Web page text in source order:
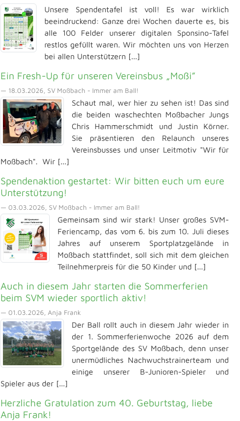
Unsere Spendentafel ist voll! Es war wirklich
beeindruckend: Ganze drei Wochen dauerte es, bis
alle 100 Felder unserer digitalen Sponsino-Tafel
restlos gefüllt waren. Wir möchten uns von Herzen
bei allen Unterstützern [...]
Ein Fresh-Up für unseren Vereinsbus „Moßi”
— 18.03.2026, SV Moßbach - Immer am Ball!
Schaut mal, wer hier zu sehen ist! Das sind
die beiden waschechten Moßbacher Jungs
Chris Hammerschmidt und Justin Körner.
Sie präsentieren den Relaunch unseres
Vereinsbusses und unser Leitmotiv "Wir für
Moßbach". Wir [...]
Spendenaktion gestartet: Wir bitten euch um eure
Unterstützung!
— 03.03.2026, SV Moßbach - Immer am Ball!
Gemeinsam sind wir stark! Unser großes SVM-
Feriencamp, das vom 6. bis zum 10. Juli dieses
Jahres auf unserem Sportplatzgelände in
Moßbach stattfindet, soll sich mit dem gleichen
Teilnehmerpreis für die 50 Kinder und [...]
Auch in diesem Jahr starten die Sommerferien
beim SVM wieder sportlich aktiv!
— 01.03.2026, Anja Frank
Der Ball rollt auch in diesem Jahr wieder in
der 1. Sommerferienwoche 2026 auf dem
Sportgelände des SV Moßbach, denn unser
unermüdliches Nachwuchstrainerteam und
einige unserer B-Junioren-Spieler und
Spieler aus der [...]
Herzliche Gratulation zum 40. Geburtstag, liebe
Anja Frank!